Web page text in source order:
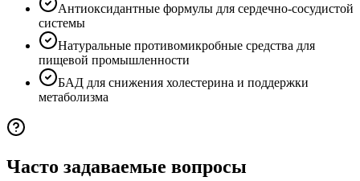
Антиоксидантные формулы для сердечно-сосудистой
системы
Натуральные противомикробные средства для
пищевой промышленности
БАД для снижения холестерина и поддержки
метаболизма
Часто задаваемые вопросы